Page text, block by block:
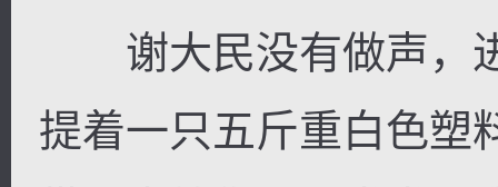
谢大民没有做声，
提着一只五斤重白色塑